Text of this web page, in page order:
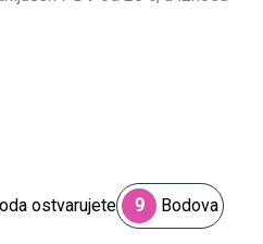
ostvarujete 9 Bodova